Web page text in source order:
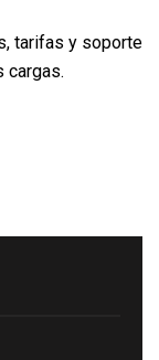
tarifas y soporte
cargas.